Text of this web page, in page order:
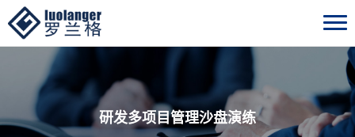
研发多项目管理沙盘演练